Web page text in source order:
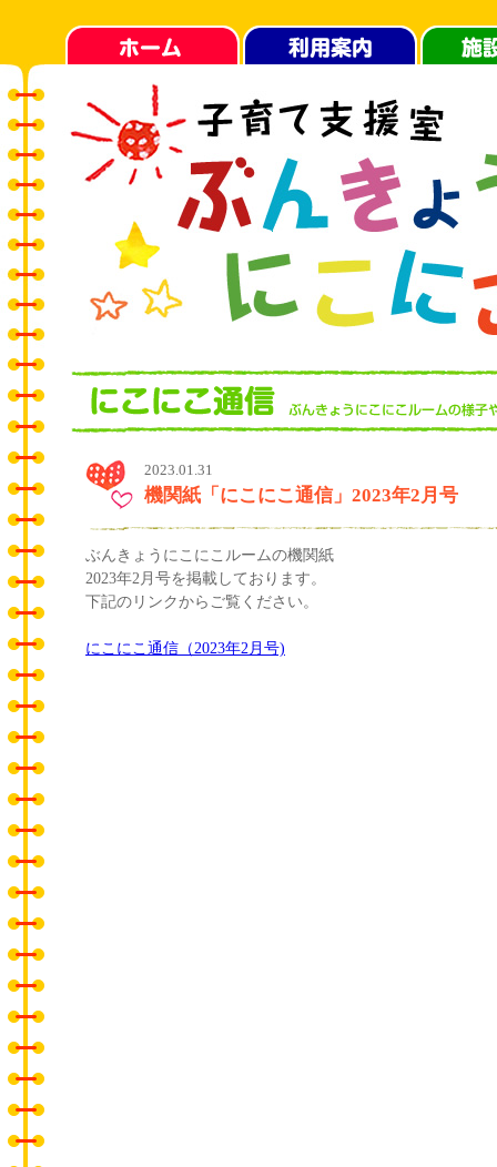
2023.01.31
機関紙「にこにこ通信」2023年2月号
ぶんきょうにこにこルームの機関紙
2023年2月号を掲載しております。
下記のリンクからご覧ください。
にこにこ通信（2023年2月号)